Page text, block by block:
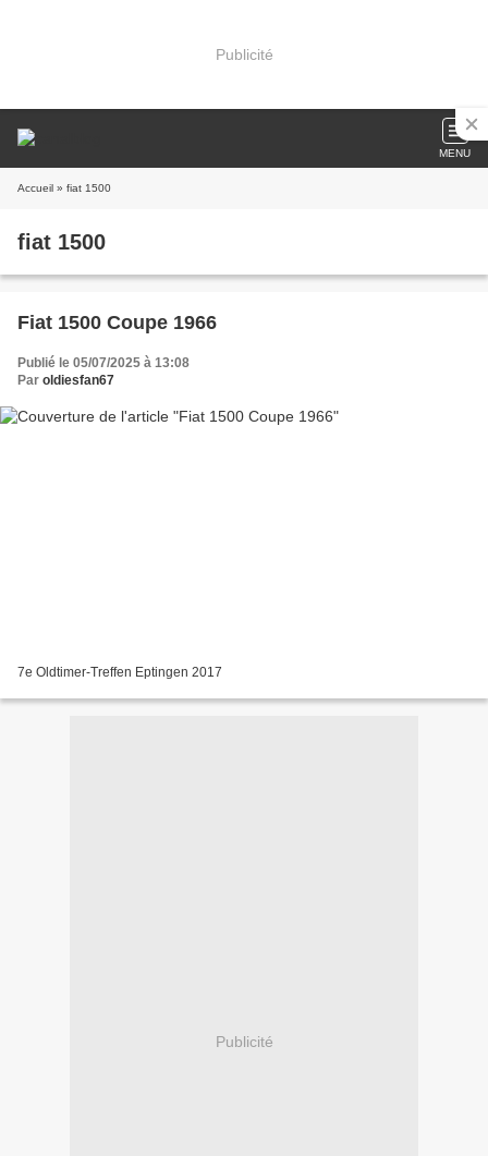
Publicité
MENU
Accueil » fiat 1500
fiat 1500
Fiat 1500 Coupe 1966
Publié le 05/07/2025 à 13:08
Par oldiesfan67
7e Oldtimer-Treffen Eptingen 2017
Publicité